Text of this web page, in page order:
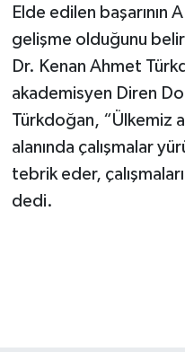
Elde edilen başarının
gelişme olduğunu
Dr. Kenan Ahmet
akademisyen Diren
Türkdoğan, “Ülkemiz
alanında çalışmalar
tebrik eder,
dedi.